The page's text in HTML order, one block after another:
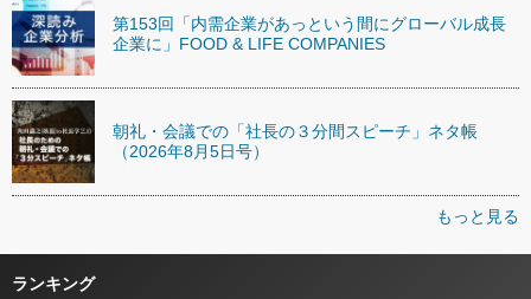
第153回「内需企業があっという間にグローバル成長
企業に」FOOD & LIFE COMPANIES
朝礼・会議での「社長の３分間スピーチ」ネタ帳
（2026年8月5日号）
もっと見る
ランキング